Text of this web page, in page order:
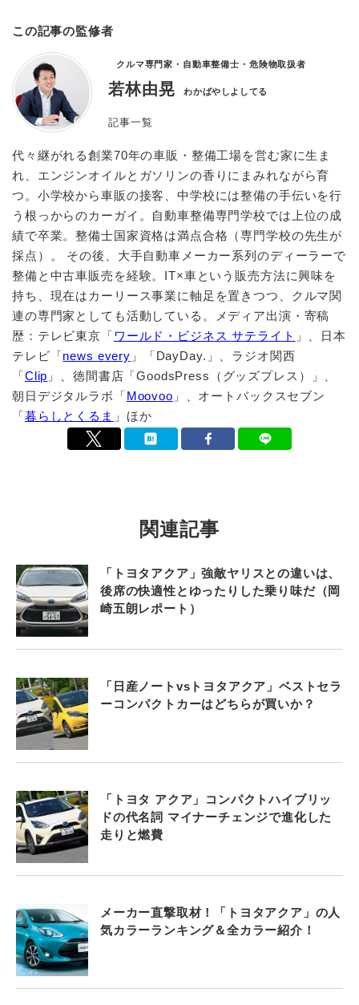
この記事の監修者
クルマ専門家・自動車整備士・危険物取扱者
若林由晃 わかばやしよしてる
記事一覧
代々継がれる創業70年の車販・整備工場を営む家に生ま
れ、エンジンオイルとガソリンの香りにまみれながら育
つ。小学校から車販の接客、中学校には整備の手伝いを行
う根っからのカーガイ。自動車整備専門学校では上位の成
績で卒業。整備士国家資格は満点合格（専門学校の先生が
採点）。 その後、大手自動車メーカー系列のディーラーで
整備と中古車販売を経験。IT×車という販売方法に興味を
持ち、現在はカーリース事業に軸足を置きつつ、クルマ関
連の専門家としても活動している。メディア出演・寄稿
歴：テレビ東京「 ワールド・ビジネス サテライト 」、日本
テレビ「news every 」「DayDay.」、ラジオ関西
「Clip 」、徳間書店「GoodsPress（グッズプレス）」、
朝日デジタルラボ「Moovoo 」、オートバックスセブン
「暮らしとくるま 」ほか
関連記事
「トヨタアクア」強敵ヤリスとの違いは、
後席の快適性とゆったりした乗り味だ（岡
崎五朗レポート）
「日産ノートvsトヨタアクア」ベストセラ
ーコンパクトカーはどちらが買いか？
「トヨタ アクア」コンパクトハイブリッ
ドの代名詞 マイナーチェンジで進化した
走りと燃費
メーカー直撃取材！「トヨタアクア」の人
気カラーランキング＆全カラー紹介！